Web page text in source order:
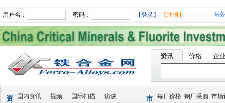
用户名： 密码： 【登录】 【注册】 商
资讯 价格 企
资
国内资讯 视频 国际扫描
访谈
市 每日价格 钢厂采购 市场